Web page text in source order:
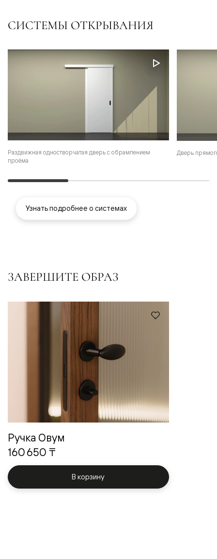
СИСТЕМЫ ОТКРЫВАНИЯ
Раздвижная одностворчатая дверь с обрамлением
проёма
Дверь
Узнать подробнее о системах
ЗАВЕРШИТЕ ОБРАЗ
Ручка Овум
160 650 ₸
В корзину